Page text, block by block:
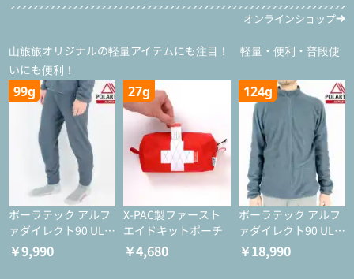
オンラインショップ
山旅旅オリジナルの軽量アイテムにも注目！ 軽量・便利・普段使
いにも便利！
99g
ポーラテック アルフ
ァダイレクト90 ULタ
イツ
￥9,990
27g
X-PAC製ファースト
エイドキットポーチ
￥4,680
124g
ポーラテック アルフ
ァダイレクト90 ULジ
ャケット
￥18,990